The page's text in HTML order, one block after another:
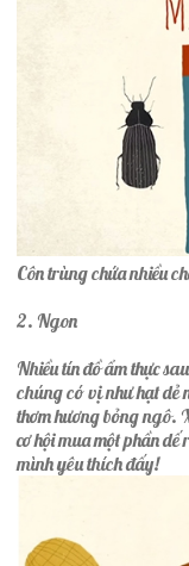
Côn trùng chứa nhiều
2. Ngon
Nhiều tín đồ ẩm thực
chúng có vị như hạt dẻ
thơm hương bỏng ngô.
cơ hội mua một phần
mình yêu thích đấy!